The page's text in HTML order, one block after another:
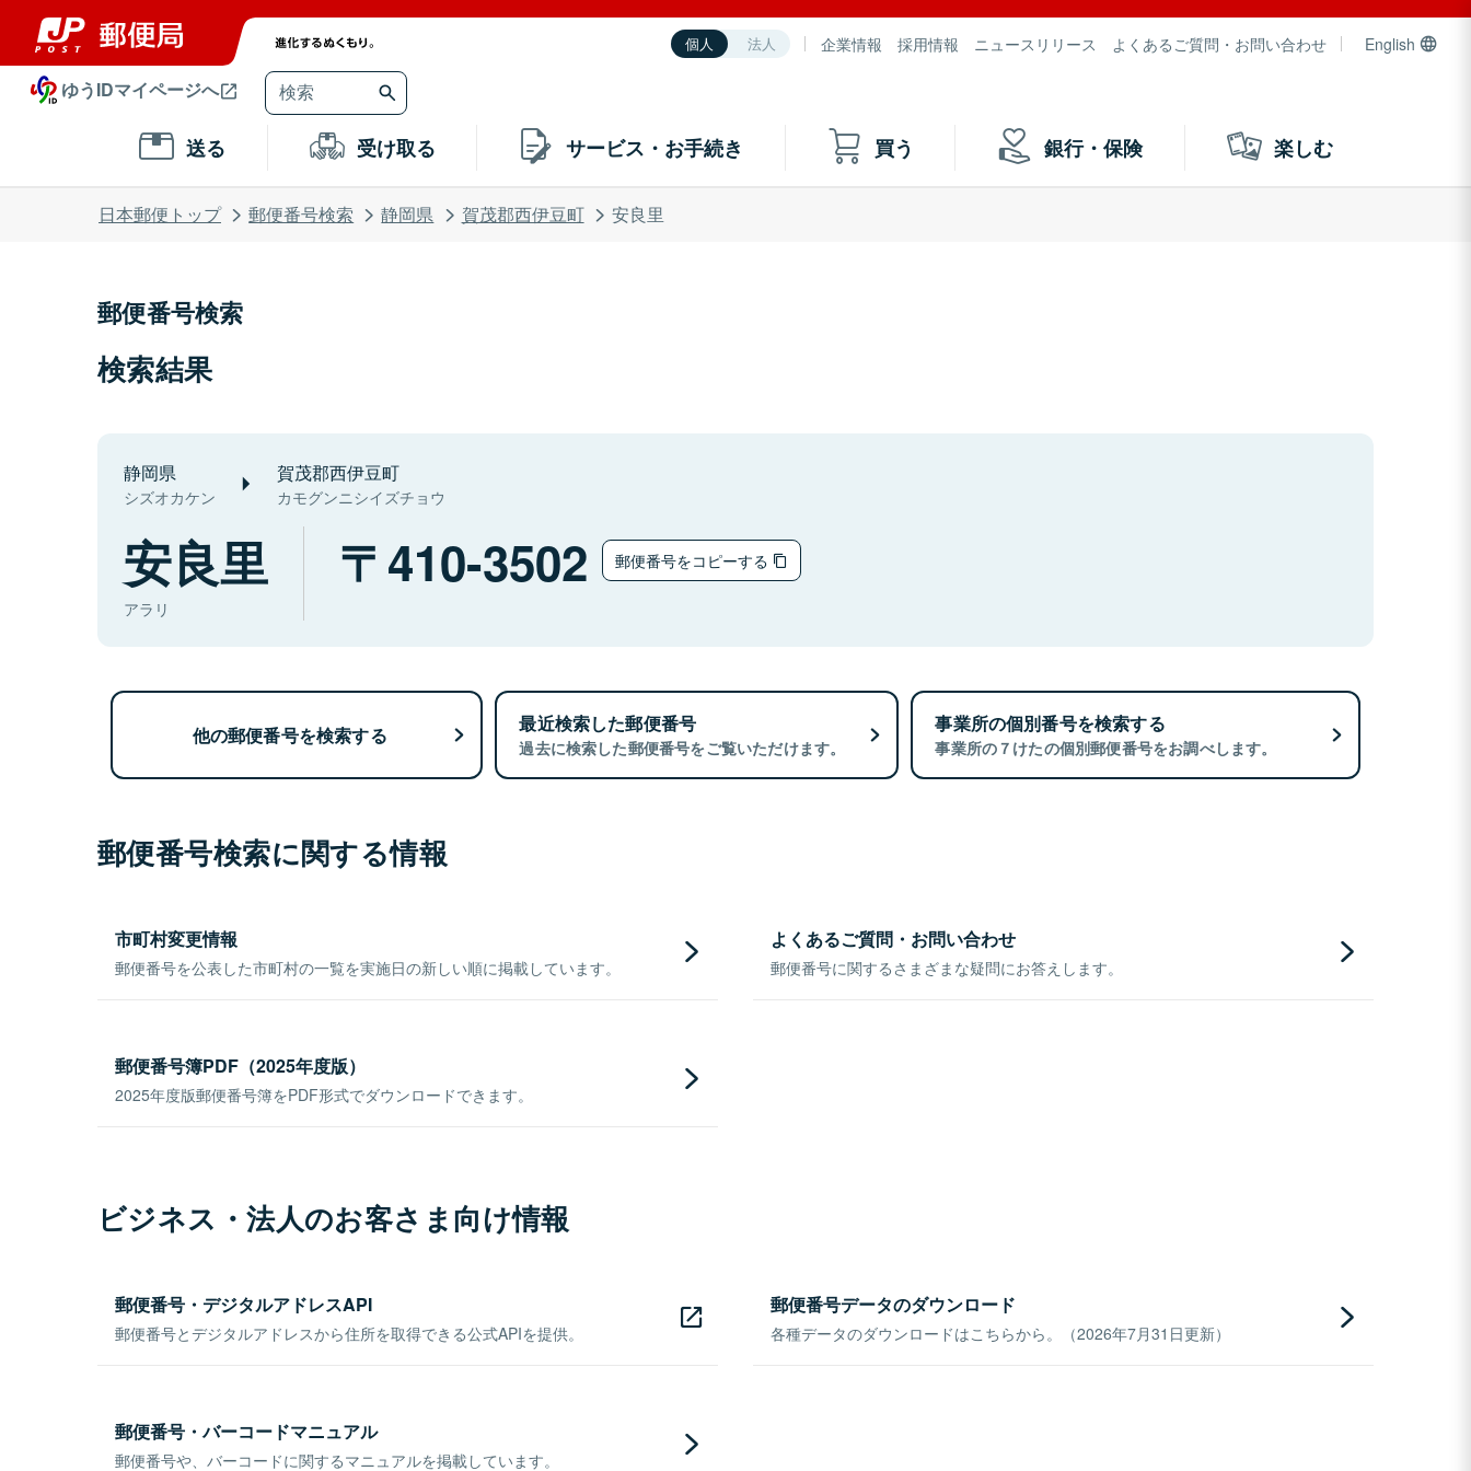
個人 法人 企業情報 採用情報 ニュースリリース よくあるご質問・お問い合わせ English
ゆうIDマイページへ
送る 受け取る サービス・お手続き 買う 銀行・保険 楽しむ
日本郵便トップ 郵便番号検索 静岡県 賀茂郡西伊豆町 安良里
郵便番号検索
検索結果
静岡県
シズオカケン
賀茂郡西伊豆町
カモグンニシイズチョウ
安良里
アラリ
410-3502 郵便番号をコピーする
他の郵便番号を検索する 最近検索した郵便番号
過去に検索した郵便番号をご覧いただけます。
事業所の個別番号を検索する
事業所の７けたの個別郵便番号をお調べします。
郵便番号検索に関する情報
市町村変更情報
郵便番号を公表した市町村の一覧を実施日の新しい順に掲載しています。
よくあるご質問・お問い合わせ
郵便番号に関するさまざまな疑問にお答えします。
郵便番号簿PDF（2025年度版）
2025年度版郵便番号簿をPDF形式でダウンロードできます。
ビジネス・法人のお客さま向け情報
郵便番号・デジタルアドレスAPI
郵便番号とデジタルアドレスから住所を取得できる公式APIを提供。
郵便番号データのダウンロード
各種データのダウンロードはこちらから。（2026年7月31日更新）
郵便番号・バーコードマニュアル
郵便番号や、バーコードに関するマニュアルを掲載しています。